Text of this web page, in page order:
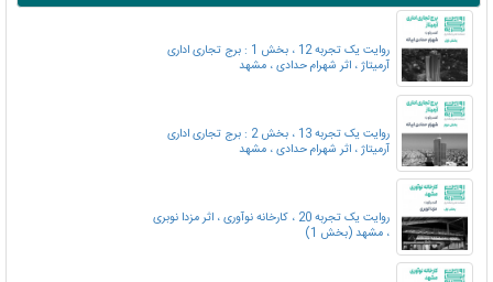
روایت یک تجربه 12 ، بخش 1 : برج تجاری اداری
آرمیتاژ ، اثر شهرام حدادی ، مشهد
روایت یک تجربه 13 ، بخش 2 : برج تجاری اداری
آرمیتاژ ، اثر شهرام حدادی ، مشهد
روایت یک تجربه 20 ، کارخانه نوآوری ، اثر مزدا نوبری
، مشهد (بخش 1)